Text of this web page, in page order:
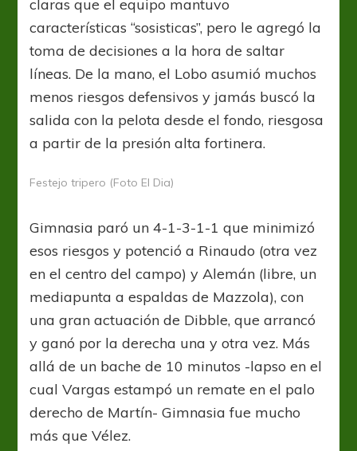
claras que el equipo mantuvo
características “sosisticas”, pero le agregó la
toma de decisiones a la hora de saltar
líneas. De la mano, el Lobo asumió muchos
menos riesgos defensivos y jamás buscó la
salida con la pelota desde el fondo, riesgosa
a partir de la presión alta fortinera.
Festejo tripero (Foto El Dia)
Gimnasia paró un 4-1-3-1-1 que minimizó
esos riesgos y potenció a Rinaudo (otra vez
en el centro del campo) y Alemán (libre, un
mediapunta a espaldas de Mazzola), con
una gran actuación de Dibble, que arrancó
y ganó por la derecha una y otra vez. Más
allá de un bache de 10 minutos -lapso en el
cual Vargas estampó un remate en el palo
derecho de Martín- Gimnasia fue mucho
más que Vélez.